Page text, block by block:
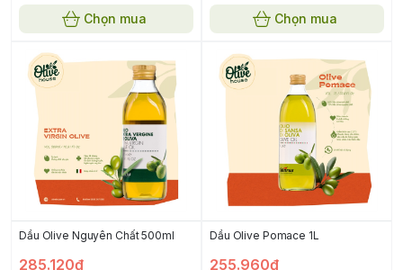
Chọn mua Chọn mua
Dầu Olive Nguyên Chất 500ml
285.120đ
Dầu Olive Pomace 1L
255.960đ